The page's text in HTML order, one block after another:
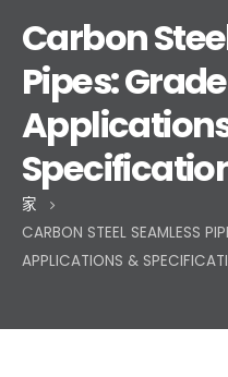
Carbon
Pipes:
家
CARBON STEEL SEAMLESS
APPLICATIONS &